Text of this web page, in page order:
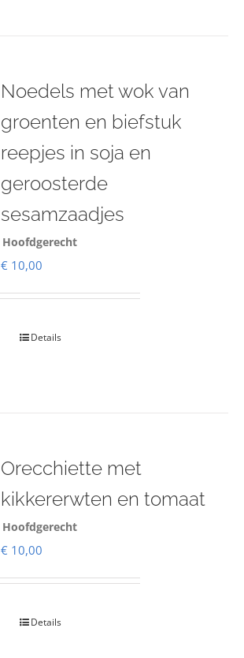
Noedels met wok van
groenten en biefstuk
reepjes in soja en
geroosterde
sesamzaadjes
Hoofdgerecht
€ 10,00
Details
Orecchiette met
kikkererwten en tomaat
Hoofdgerecht
€ 10,00
Details